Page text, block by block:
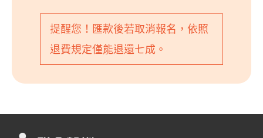
提醒您！匯款後若取消報名，依照
退費規定僅能退還七成。